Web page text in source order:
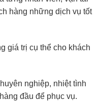
hàng những dịch vụ tốt
giá trị cụ thể cho khách
nghiệp, nhiệt tình
đầu để phục vụ.